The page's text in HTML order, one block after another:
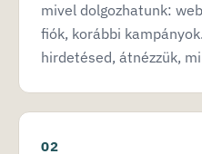
mivel dolgozhatunk:
fiók, korábbi
hirdetésed, átnézzük,